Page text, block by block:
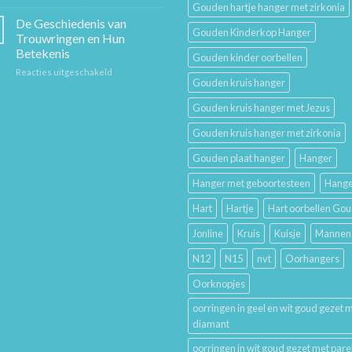
Hoe
Je
De Geschiedenis van
Trouwringen en Hun
Betekenis
Reacties uitgeschakeld
Gouden hartje hanger met zirkonia
Gouden Kinderkop Hanger
Gouden kinder oorbellen
Gouden kruis hanger
Gouden kruis hanger met Jezus
Gouden kruis hanger met zirkonia
Gouden plaat hanger
Hanger
Hanger met geboortesteen
Hart
Hartje
Hart oorbellen
Jonline
Kruis Kuisje
Mannen
N12
N15 nvt
Oorhangers
Oorknopjes
oorringen in geel en wit goud gezet
diamant
oorringen in wit goud gezet met